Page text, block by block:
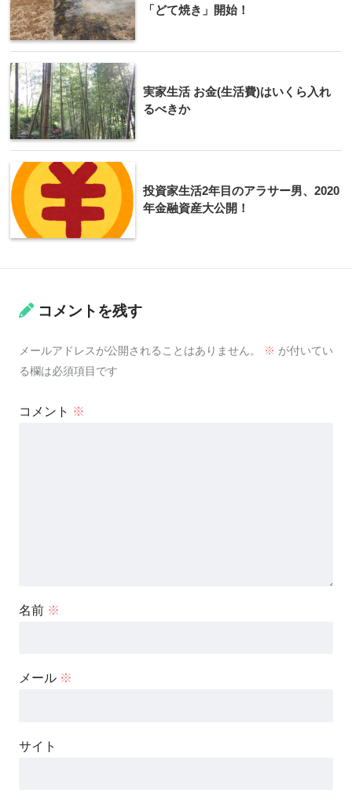
「どて焼き」開始！
実家生活 お金(生活費)はいくら入れ
るべきか
投資家生活2年目のアラサー男、2020
年金融資産大公開！
コメントを残す
メールアドレスが公開されることはありません。 ※ が付いてい
る欄は必須項目です
コメント ※
名前 ※
メール ※
サイト